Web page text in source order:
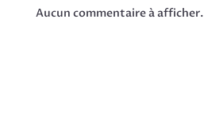
Aucun commentaire à afficher.